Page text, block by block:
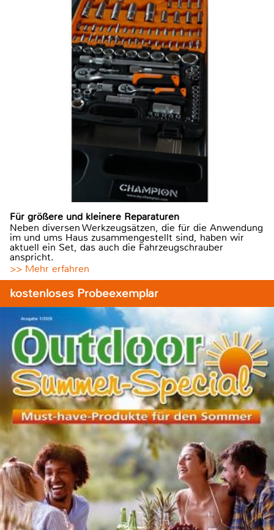
Für größere und kleinere Reparaturen
Neben diversen Werkzeugsätzen, die für die Anwendung
im und ums Haus zusammengestellt sind, haben wir
aktuell ein Set, das auch die Fahrzeugschrauber
anspricht.
>> Mehr erfahren
kostenloses Probeexemplar